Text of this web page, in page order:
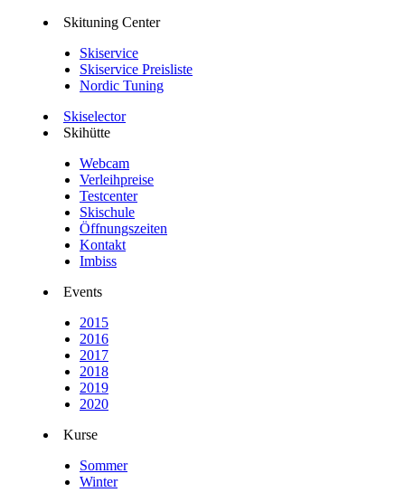
Skituning Center
Skiservice
Skiservice Preisliste
Nordic Tuning
Skiselector
Skihütte
Webcam
Verleihpreise
Testcenter
Skischule
Öffnungszeiten
Kontakt
Imbiss
Events
2015
2016
2017
2018
2019
2020
Kurse
Sommer
Winter